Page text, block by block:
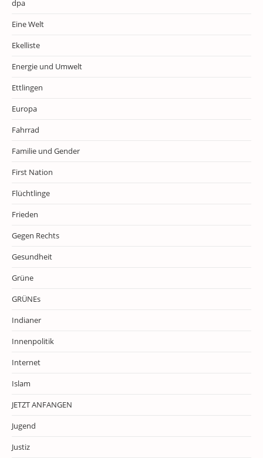
dpa
Eine Welt
Ekelliste
Energie und Umwelt
Ettlingen
Europa
Fahrrad
Familie und Gender
First Nation
Flüchtlinge
Frieden
Gegen Rechts
Gesundheit
Grüne
GRÜNEs
Indianer
Innenpolitik
Internet
Islam
JETZT ANFANGEN
Jugend
Justiz